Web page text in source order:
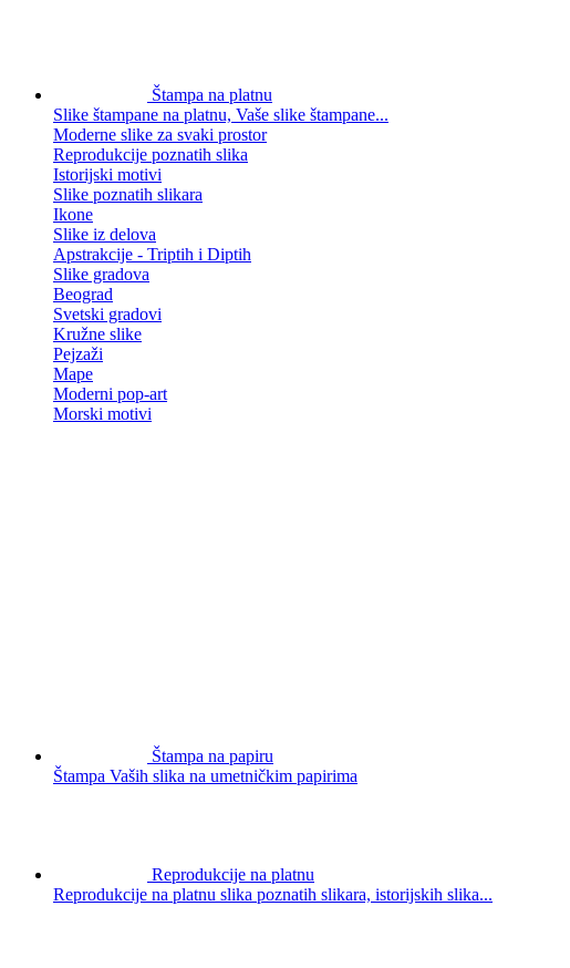
Štampa na platnu
Slike štampane na platnu, Vaše slike štampane...
Moderne slike za svaki prostor
Reprodukcije poznatih slika
Istorijski motivi
Slike poznatih slikara
Ikone
Slike iz delova
Apstrakcije - Triptih i Diptih
Slike gradova
Beograd
Svetski gradovi
Kružne slike
Pejzaži
Mape
Moderni pop-art
Morski motivi
Štampa na papiru
Štampa Vaših slika na umetničkim papirima
Reprodukcije na platnu
Reprodukcije na platnu slika poznatih slikara, istorijskih slika...